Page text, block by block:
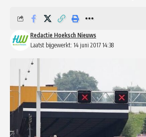
Laatst bijgewerkt: 14 juni 2017 14:38
Redactie Hoeksch Nieuws